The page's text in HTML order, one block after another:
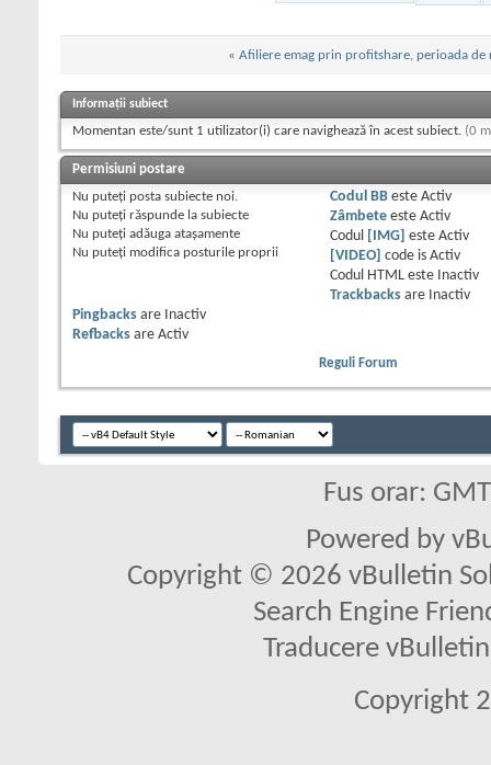
« Afiliere emag prin profitshare, perioada
Informații subiect
Momentan este/sunt 1 utilizator(i) care navighează în acest subiect. (0
Permisiuni postare
Nu puteţi posta subiecte noi.
Nu puteţi răspunde la subiecte
Nu puteţi adăuga ataşamente
Nu puteţi modifica posturile proprii
Codul BBeste Activ
Zâmbeteeste Activ
Codul
[IMG] este Activ
[VIDEO] code is Activ
Codul HTML este
Inactiv
Trackbacksare
Inactiv
Pingbacks are
Inactiv
Refbacks are Activ
Reguli Forum
Fus orar:
Powered by
Copyright © 2026 vBulletin
Search Engine
Traducere
Copyright